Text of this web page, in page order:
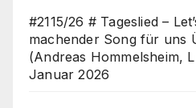
#2115/26 # Tageslied –
machender Song für uns
(Andreas Hommelsheim,
Januar 2026